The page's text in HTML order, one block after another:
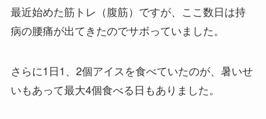
最近始めた筋トレ（腹筋）ですが、ここ数日は持
病の腰痛が出てきたのでサボっていました。
さらに1日1、2個アイスを食べていたのが、暑いせ
いもあって最大4個食べる日もありました。